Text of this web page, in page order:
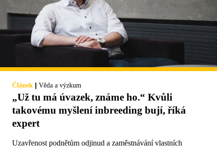
Článek | Věda a výzkum
„Už tu má úvazek, známe ho.“ Kvůli
takovému myšlení inbreeding bují, říká
expert
Uzavřenost podnětům odjinud a zaměstnávání vlastních